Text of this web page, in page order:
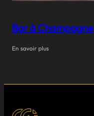
Bar à Champagne
En savoir plus